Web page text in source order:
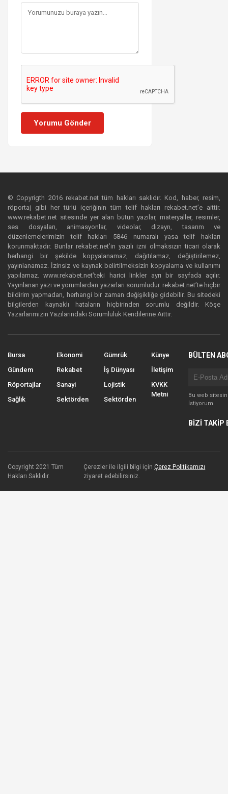
Yorumu Gönder
© Copyrigth 2016 rekabet.net tüm hakları saklıdır. Kod, haber, resim,
röportaj gibi her türlü içeriğinin tüm telif hakları rekabet.net’e aittir.
www.rekabet.net sitesinde yer alan bütün yazılar, materyaller, resimler,
ses dosyaları, animasyonlar, videolar, dizayn, tasarım ve
düzenlemelerimizin telif hakları 5846 numaralı yasa telif hakları
korunmaktadır. Bunlar rekabet.net’in yazılı izni olmaksızın ticari olarak
herhangi bir şekilde kopyalanamaz, dağıtılamaz, değiştirilemez,
yayınlanamaz. İzinsiz ve kaynak belirtilmeksizin kopyalama ve kullanımı
yapılamaz. www.rekabet.net’teki harici linkler ayrı bir sayfada açılır.
Yayınlanan yazı ve yorumlardan yazarları sorumludur. rekabet.net’te hiçbir
bildirim yapmadan, herhangi bir zaman değişikliğe gidebilir. Bu sitedeki
bilgilerden kaynaklı hataların hiçbirinden sorumlu değildir. Köşe
Yazarlarımızın Yazılarındaki Sorumluluk Kendilerine Aittir.
Bursa
Gündem
Röportajlar
Sağlık
Ekonomi
Rekabet
Sanayi
Sektörden
Gümrük
İş Dünyası
Lojistik
Sektörden
Künye
İletişim
KVKK
Metni
BÜLTEN
Bu web
İstiyorum
BİZİ TAKİP
Copyright 2021 Tüm
Hakları Saklıdır.
Çerezler ile ilgili bilgi içinÇerez Politikamızı
ziyaret edebilirsiniz.